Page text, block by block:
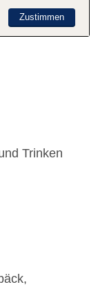
Bereich:
Lobby:
EC
Zustimmen